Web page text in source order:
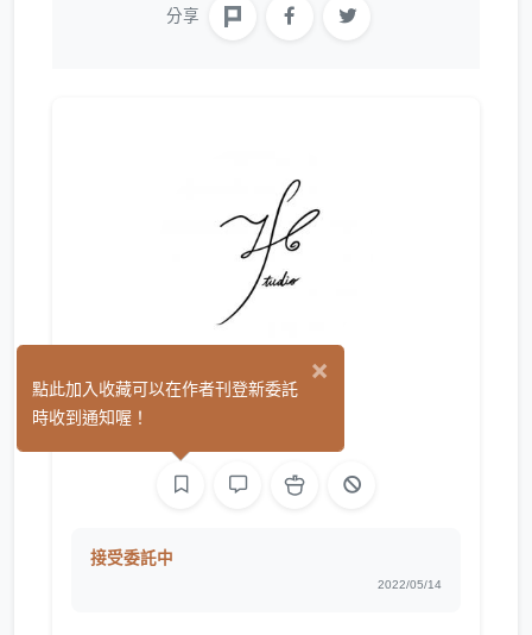
分享
J.H. (2)
接受委託中
2022/05/14
×
點此加入收藏可以在作者刊登新委託
時收到通知喔！